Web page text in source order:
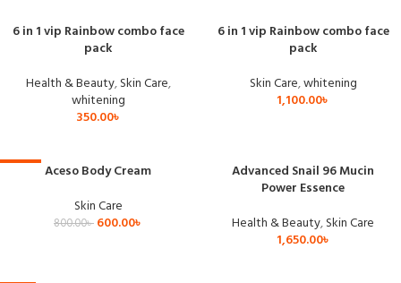
6 in 1 vip Rainbow combo face
pack
Health & Beauty,Skin Care,
whitening
350.00৳
6 in 1 vip Rainbow combo face
pack
Skin Care,whitening
1,100.00৳
Aceso Body Cream
Skin Care
800.00৳ 600.00৳
Advanced Snail 96 Mucin
Power Essence
Health & Beauty,Skin Care
1,650.00৳